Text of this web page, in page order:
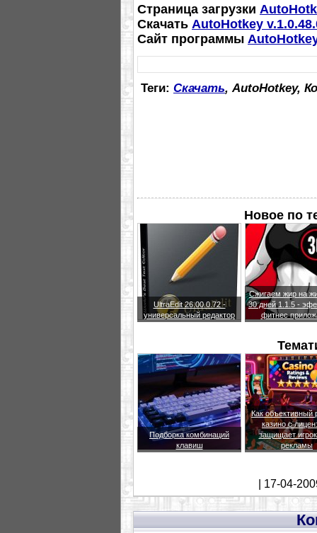
Страница загрузки
Скачать AutoHotkey
Сайт программы
Теги: Скачать, AutoHotkey,
Новое по
UltraEdit 26.00.0.72 -
универсальный редактор
Сжигаем жир на
30 дней 1.1.5 -
фитнес
Подборка комбинаций
клавиш
Как объективный
казино с
защищает
рекламы
| 17-04-